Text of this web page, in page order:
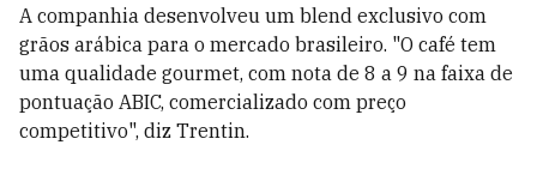
A companhia desenvolveu um blend exclusivo com
grãos arábica para o mercado brasileiro. "O café tem
uma qualidade gourmet, com nota de 8 a 9 na faixa de
pontuação ABIC, comercializado com preço
competitivo", diz Trentin.